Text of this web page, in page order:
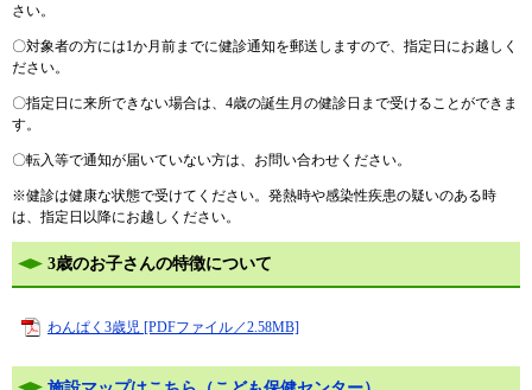
さい。
〇対象者の方には1か月前までに健診通知を郵送しますので、指定日にお越しく
ださい。
〇指定日に来所できない場合は、4歳の誕生月の健診日まで受けることができま
す。
〇転入等で通知が届いていない方は、お問い合わせください。
※健診は健康な状態で受けてください。発熱時や感染性疾患の疑いのある時
は、指定日以降にお越しください。
3歳のお子さんの特徴について
わんぱく3歳児 [PDFファイル／2.58MB]